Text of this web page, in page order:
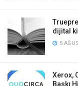
dijital
5
Xerox,
Baskı